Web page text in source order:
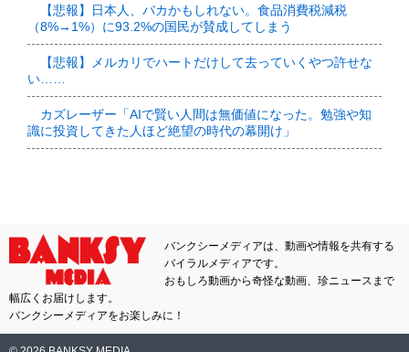
【悲報】日本人、バカかもしれない。食品消費税減税
（8%→1%）に93.2%の国民が賛成してしまう
【悲報】メルカリでハートだけして去っていくやつ許せな
い……
カズレーザー「AIで賢い人間は無価値になった。勉強や知
識に投資してきた人ほど絶望の時代の幕開け」
バンクシーメディアは、動画や情報を共有する
バイラルメディアです。
おもしろ動画から奇怪な動画、珍ニュースまで
幅広くお届けします。
バンクシーメディアをお楽しみに！